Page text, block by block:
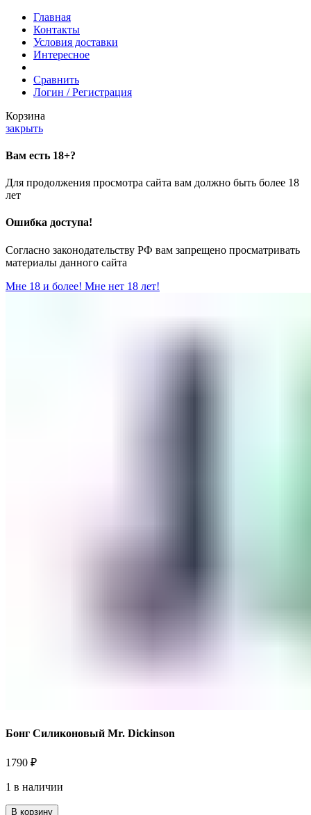
Главная
Контакты
Условия доставки
Интересное
Сравнить
Логин / Регистрация
Корзина
закрыть
Вам есть 18+?
Для продолжения просмотра сайта вам должно быть более 18
лет
Ошибка доступа!
Согласно законодательству РФ вам запрещено просматривать
материалы данного сайта
Мне 18 и более! Мне нет 18 лет!
Бонг Силиконовый Mr. Dickinson
1790 ₽
1 в наличии
В корзину